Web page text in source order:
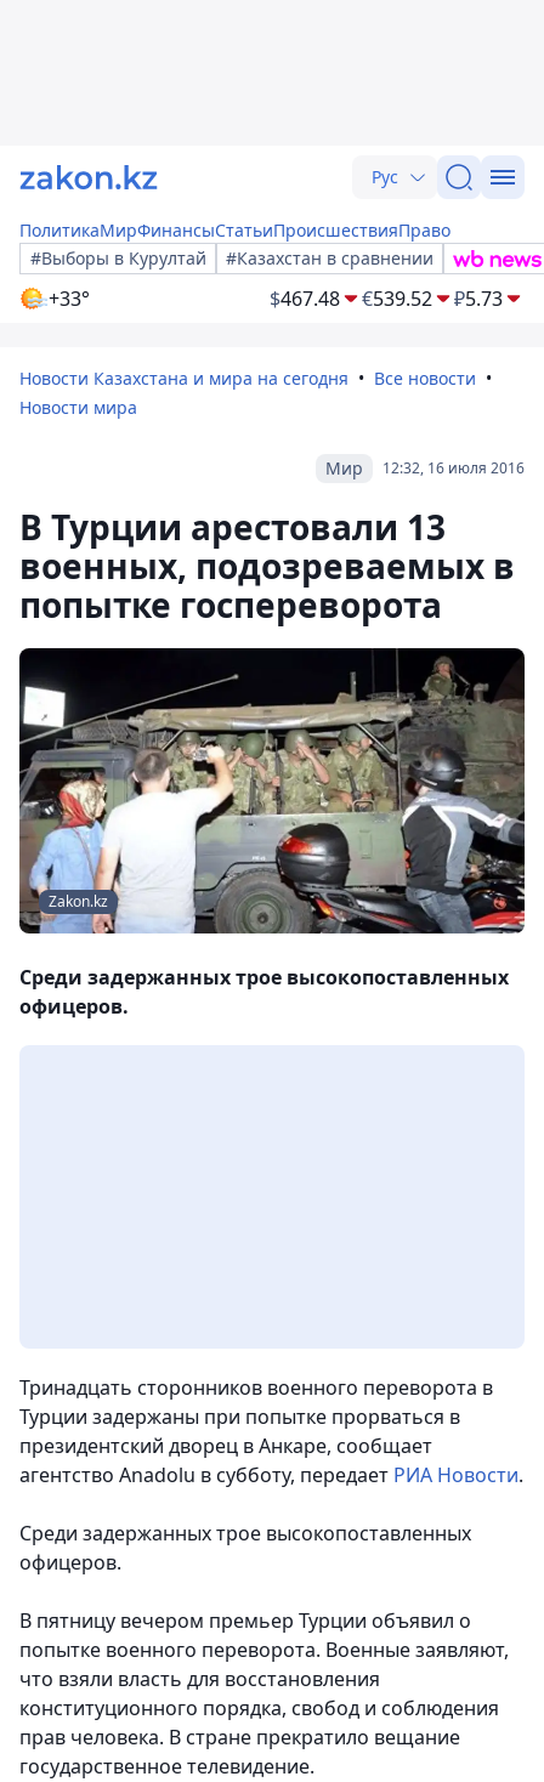
Рус
ПолитикаМирФинансыСтатьиПроисшествияПраво
#Выборы в Курултай
#Казахстан в сравнении
+33° $467.48 €539.52 ₽5.73
Новости Казахстана и мира на сегодня
Все новости
Новости мира
12:32, 16 июля 2016
Мир
В Турции арестовали 13
военных, подозреваемых в
попытке госпереворота
Zakon.kz
Среди задержанных трое высокопоставленных
офицеров.
Тринадцать сторонников военного переворота в
Турции задержаны при попытке прорваться в
президентский дворец в Анкаре, сообщает
агентство Anadolu в субботу, передает РИА Новости.
Среди задержанных трое высокопоставленных
офицеров.
В пятницу вечером премьер Турции объявил о
попытке военного переворота. Военные заявляют,
что взяли власть для восстановления
конституционного порядка, свобод и соблюдения
прав человека. В стране прекратило вещание
государственное телевидение.